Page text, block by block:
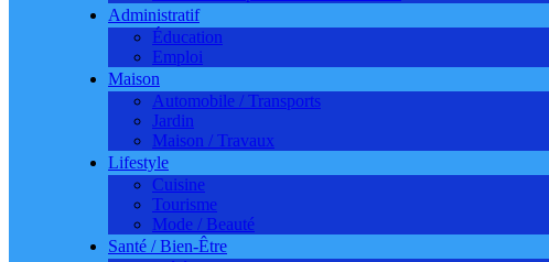
Administratif
Éducation
Emploi
Maison
Automobile / Transports
Jardin
Maison / Travaux
Lifestyle
Cuisine
Tourisme
Mode / Beauté
Santé / Bien-Être